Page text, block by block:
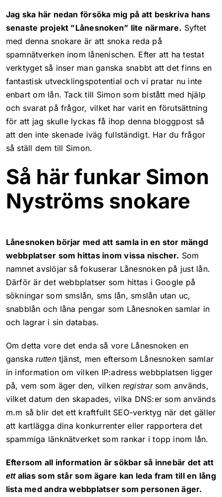
Sociala medier
Jag ska här nedan försöka mig på att beskriva hans
senaste projekt ”Lånesnoken” lite närmare. Syftet
med denna snokare är att snoka reda på
spamnätverken inom lånenischen. Efter att ha testat
verktyget så inser man ganska snabbt att det finns en
fantastisk utvecklingspotential och vi pratar nu inte
enbart om lån. Tack till Simon som bistått med hjälp
och svarat på frågor, vilket har varit en förutsättning
för att jag skulle lyckas få ihop denna bloggpost så
att den inte skenade iväg fullständigt. Har du frågor
så ställ dem till Simon.
Så här funkar Simon
Nyströms snokare
Lånesnoken börjar med att samla in en stor mängd
webbplatser som hittas inom vissa nischer. Som
namnet avslöjar så fokuserar Lånesnoken på just lån.
Därför är det webbplatser som hittas i Google på
sökningar som smslån, sms lån, smslån utan uc,
snabblån och låna pengar som Lånesnoken samlar in
och lagrar i sin databas.
Om detta vore det enda så vore Lånesnoken en
ganskaruttentjänst, men eftersom Lånesnoken samlar
in information om vilken IP:adress webbplatsen ligger
på, vem som äger den, vilken registrarsom används,
vilket datum den skapades, vilka DNS:er som används
m.m så blir det ett kraftfullt SEO-verktyg när det gäller
att kartlägga dina konkurrenter eller rapportera det
spammiga länknätverket som rankar i topp inom lån.
Eftersom all information är sökbar så innebär det att
ett alias som står som ägare kan leda fram till en lång
lista med andra webbplatser som personen äger.